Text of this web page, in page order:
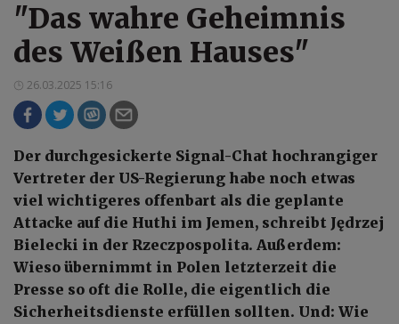
"Das wahre Geheimnis
des Weißen Hauses"
26.03.2025 15:16
Der durchgesickerte Signal-Chat hochrangiger
Vertreter der US-Regierung habe noch etwas
viel wichtigeres offenbart als die geplante
Attacke auf die Huthi im Jemen, schreibt Jędrzej
Bielecki in der Rzeczpospolita. Außerdem:
Wieso übernimmt in Polen letzterzeit die
Presse so oft die Rolle, die eigentlich die
Sicherheitsdienste erfüllen sollten. Und: Wie